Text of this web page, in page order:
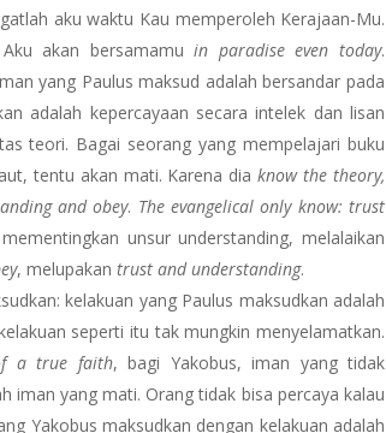
aku waktu Kau memperoleh Kerajaan-Mu.
Aku akan bersamamuin paradise even today.
yang Paulus maksud adalah bersandar pada
adalah kepercayaan secara intelek dan lisan
teori. Bagai seorang yang mempelajari buku
tentu akan mati. Karena diaknow the theory,
and obey. The evangelical only know: trust
unsur understanding, melalaikan
, melupakantrust and understanding.
kelakuan yang Paulus maksudkan adalah
seperti itu tak mungkin menyelamatkan.
a true faith, bagi Yakobus, iman yang tidak
iman yang mati. Orang tidak bisa percaya kalau
Yakobus maksudkan dengan kelakuan adalah